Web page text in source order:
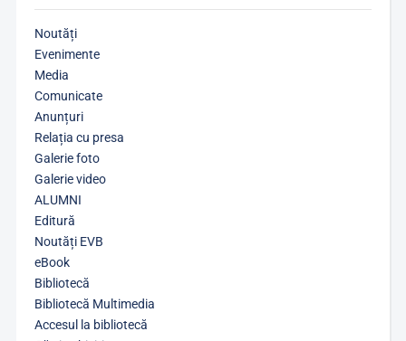
Noutăți
Evenimente
Media
Comunicate
Anunțuri
Relația cu presa
Galerie foto
Galerie video
ALUMNI
Editură
Noutăți EVB
eBook
Bibliotecă
Bibliotecă Multimedia
Accesul la bibliotecă